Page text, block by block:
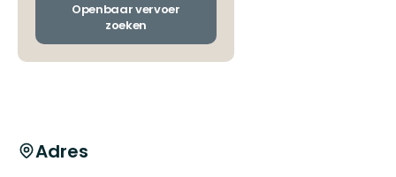
Openbaar vervoer
zoeken
Adres